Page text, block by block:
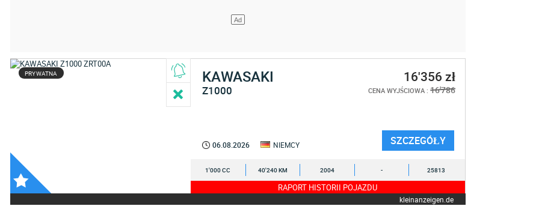
PRYWATNA KAWASAKI
Z1000
16'356 zł
CENA WYJŚCIOWA : 16'786
06.08.2026 NIEMCY SZCZEGÓŁY
1'000 CC 40'240 KM 2004 - 25813
RAPORT HISTORII POJAZDU
kleinanzeigen.de